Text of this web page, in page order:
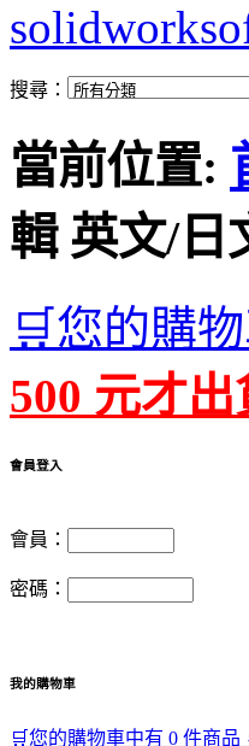
solidworks
搜尋：
當前位置:
輯 英文/日
🛒您的購
500 元才出
會員登入
會員：
密碼：
我的購物車
🛒您的購物車中有 0 件商品